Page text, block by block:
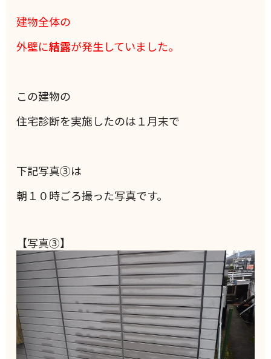
建物全体の
外壁に結露が発生していました。
この建物の
住宅診断を実施したのは１月末で
下記写真③は
朝１０時ごろ撮った写真です。
【写真③】